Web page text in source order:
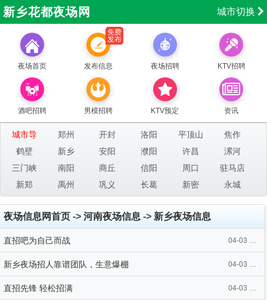
城市切换
新乡花都夜场网
夜场首页
免费
发布
发布信息 夜场招聘 KTV招聘
酒吧招聘 男模招聘 KTV预定 资讯
城市导
航：
郑州 开封 洛阳 平顶山
焦作
鹤壁
新乡 安阳 濮阳 许昌
漯河
三门峡
南阳 商丘 信阳 周口
驻马店
新郑
禹州 巩义 长葛 新密 永城
夜场信息网首页 -> 河南夜场信息 -> 新乡夜场信息
直招吧为自己而战 04-03 22:26
新乡夜场招人靠谱团队，生意爆棚 04-03 22:16
直招先锋 轻松招满 04-03 22:11